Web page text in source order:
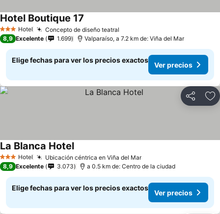
3 Estrellas
Hotel Concepto de diseño teatral
Hotel Boutique 17
8,9 Excelente 1.699 Valparaíso, a 7.2 km de: Viña del Mar
Elige fechas para ver los precios exactos
Ver precios
Compartir
3 Estrellas
Hotel Ubicación céntrica en Viña del MarVer precios
La Blanca HotelVer precios
8,9 Excelente 3.073 a 0.5 km de: Centro de la ciudad
Elige fechas para ver los precios exactos
Ver precios